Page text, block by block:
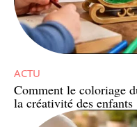
ACTU
Comment le coloriage
la créativité des enfants